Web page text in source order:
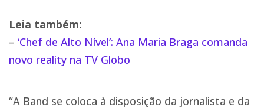
Leia também:
– ‘Chef de Alto Nível’: Ana Maria Braga comanda
novo reality na TV Globo
“A Band se coloca à disposição da jornalista e da